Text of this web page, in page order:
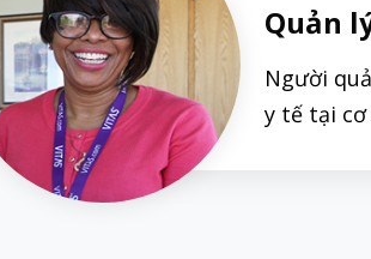
Quản
Người
y tế tại